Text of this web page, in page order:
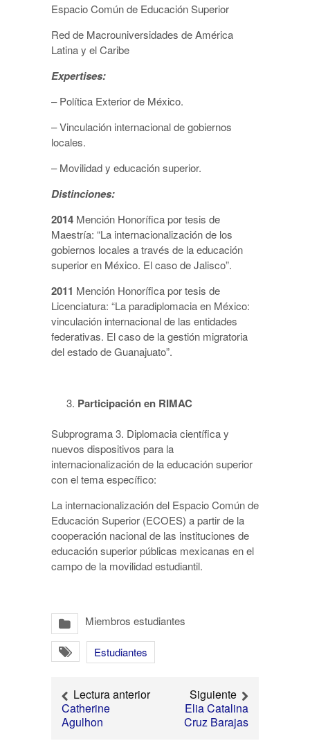
Espacio Común de Educación Superior
Red de Macrouniversidades de América
Latina y el Caribe
Expertises:
– Política Exterior de México.
– Vinculación internacional de gobiernos
locales.
– Movilidad y educación superior.
Distinciones:
2014 Mención Honorífica por tesis de
Maestría: “La internacionalización de los
gobiernos locales a través de la educación
superior en México. El caso de Jalisco”.
2011 Mención Honorífica por tesis de
Licenciatura: “La paradiplomacia en México:
vinculación internacional de las entidades
federativas. El caso de la gestión migratoria
del estado de Guanajuato”.
Participación en RIMAC
Subprograma 3. Diplomacia científica y
nuevos dispositivos para la
internacionalización de la educación superior
con el tema específico:
La internacionalización del Espacio Común de
Educación Superior (ECOES) a partir de la
cooperación nacional de las instituciones de
educación superior públicas mexicanas en el
campo de la movilidad estudiantil.
Miembros estudiantes
Estudiantes
Lectura anterior
Catherine
Agulhon
Siguiente
Elia Catalina
Cruz Barajas